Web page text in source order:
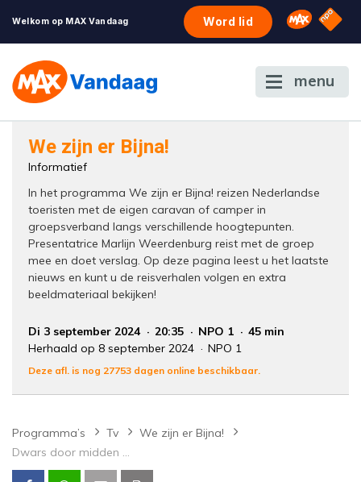
Welkom op MAX Vandaag Word lid Omroep
NPO
menu
Er is een licentie-fout opgetreden. Als het
contact op met onze klantenservice.
We zijn er Bijna!
Informatief
In het programma We zijn er Bijna! reizen Nederlandse
toeristen met de eigen caravan of camper in
groepsverband langs verschillende hoogtepunten.
Presentatrice Marlijn Weerdenburg reist met de groep
mee en doet verslag. Op deze pagina leest u het laatste
nieuws en kunt u de reisverhalen volgen en extra
beeldmateriaal bekijken!
Di 3 september 2024 20:35 NPO 1
45 min
Herhaald op 8 september 2024
NPO 1
Deze afl. is nog 27753 dagen online beschikbaar.
Programma’s Tv
We zijn er Bijna!
Dwars door midden Spanje